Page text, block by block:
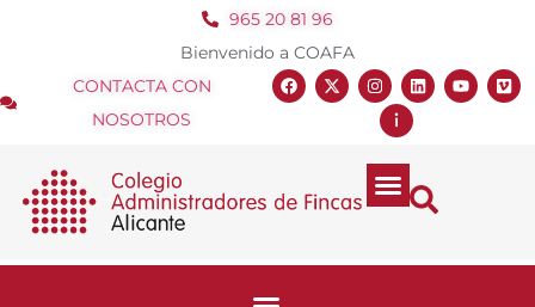
965 20 81 96
Bienvenido a COAFA
CONTACTA CON
NOSOTROS